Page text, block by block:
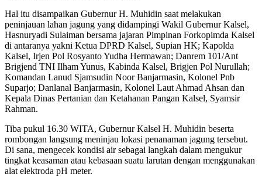
Hal itu disampaikan Gubernur H. Muhidin saat melakukan
peninjauan lahan jagung yang didampingi Wakil Gubernur Kalsel,
Hasnuryadi Sulaiman bersama jajaran Pimpinan Forkopimda Kalsel
di antaranya yakni Ketua DPRD Kalsel, Supian HK; Kapolda
Kalsel, Irjen Pol Rosyanto Yudha Hermawan; Danrem 101/Ant
Brigjend TNI Ilham Yunus, Kabinda Kalsel, Brigjen Pol Nurullah;
Komandan Lanud Sjamsudin Noor Banjarmasin, Kolonel Pnb
Suparjo; Danlanal Banjarmasin, Kolonel Laut Ahmad Ahsan dan
Kepala Dinas Pertanian dan Ketahanan Pangan Kalsel, Syamsir
Rahman.
Tiba pukul 16.30 WITA, Gubernur Kalsel H. Muhidin beserta
rombongan langsung meninjau lokasi penanaman jagung tersebut.
Di sana, mengecek kondisi air sebagai langkah dalam mengukur
tingkat keasaman atau kebasaan suatu larutan dengan menggunakan
alat elektroda pH meter.